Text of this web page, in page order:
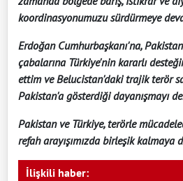
koordinasyonumuzu sürdürmeye
Erdoğan Cumhurbaşkanı'na,
çabalarına Türkiye'nin kararlı
ettim ve Belucistan'daki trajik terör
Pakistan'a gösterdiği dayanışmayı
Pakistan ve Türkiye, terörle
refah arayışımızda birleşik kalmaya
İlişkili haber: